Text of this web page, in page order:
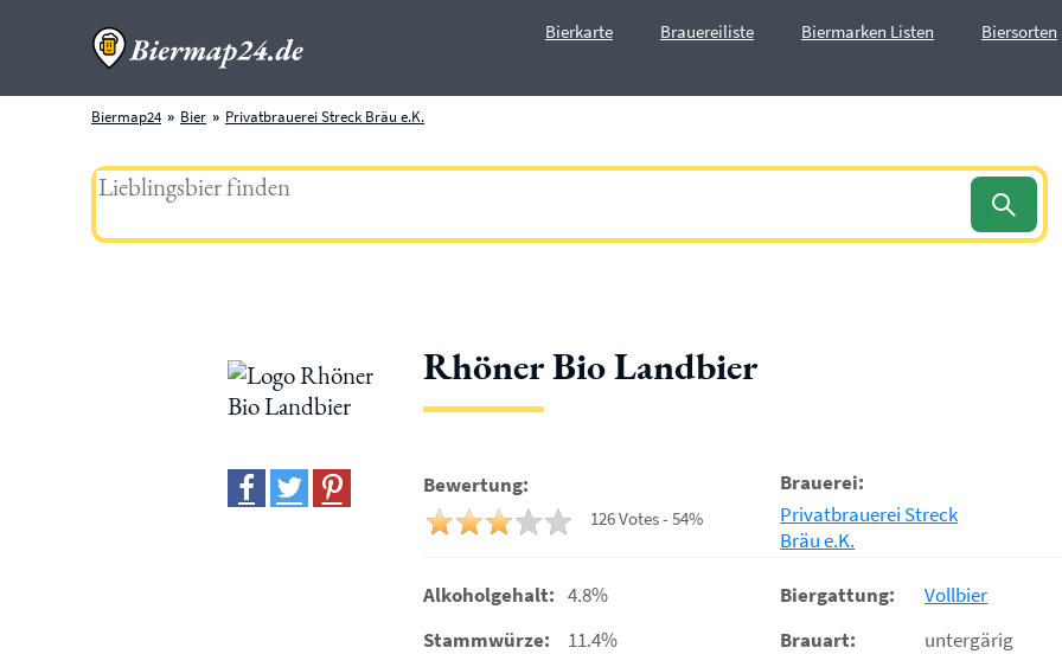
Bierkarte Brauereiliste Biermarken Listen Biersorten
Biermap24 Bier Privatbrauerei Streck Bräu e.K.
Rhöner Bio Landbier
Bewertung:
126 Votes - 54%
Brauerei:
Privatbrauerei Streck
Bräu e.K.
Alkoholgehalt: 4.8%
Stammwürze:
11.4%
Biergattung:
Vollbier
Brauart:
untergärig